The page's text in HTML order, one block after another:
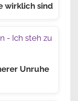
wirklich sind
Unruhe